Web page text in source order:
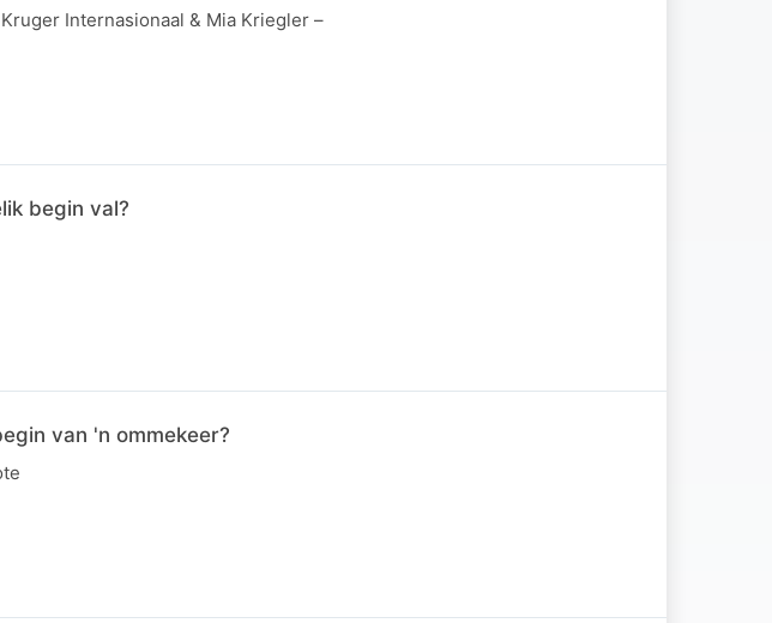
Internasionaal & Mia Kriegler –
begin val?
van 'n ommekeer?